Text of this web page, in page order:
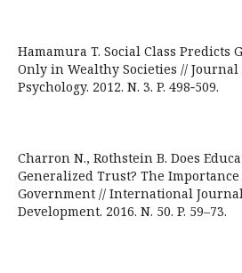
Hamamura T. Social Class Predicts
Only in Wealthy Societies //
Psychology. 2012. N. 3. P. 498‑509.
Charron N., Rothstein B. Does
Generalized Trust? The
Government // International
Development. 2016. N. 50. P. 59–73.